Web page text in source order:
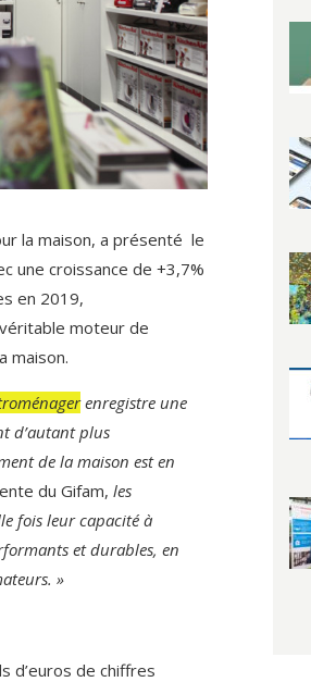
la maison, a présenté le
une croissance de +3,7%
en 2019,
moteur de
maison.
enregistre une
d’autant plus
de la maison est en
du Gifam, les
fois leur capacité à
et durables, en
»
d’euros de chiffres